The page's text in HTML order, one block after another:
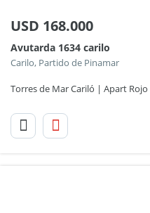
USD 168.000
Avutarda 1634 carilo
Carilo, Partido de Pinamar
Torres de Mar Cariló | Apart